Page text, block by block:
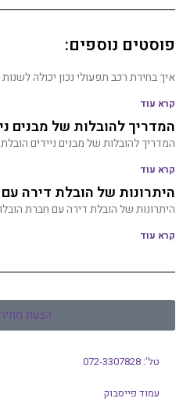
פוסטים נוספים:
איך בחירת רכב תפעולי נכון יכולה
קרא עוד
המדריך להובלות של מבנים
המדריך להובלות של מבנים ניידים
קרא עוד
היתרונות של הובלת דירה
היתרונות של הובלת דירה עם חברת
קרא עוד
הצעת
טל': 072-3307828
עמוד פייסבוק